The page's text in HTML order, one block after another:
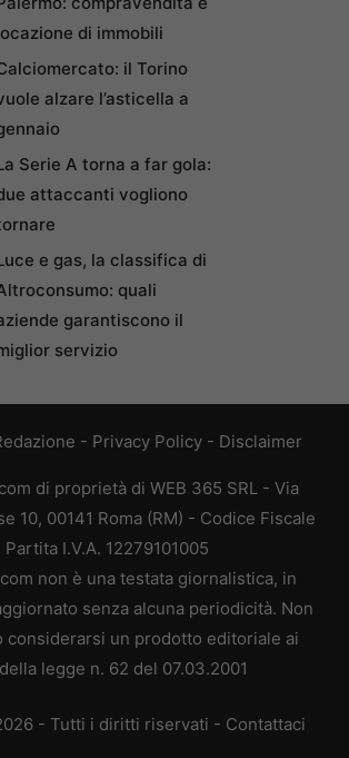
di immobili
il Torino
alzare l’asticella a
Serie A torna a far gola:
attaccanti vogliono
e gas, la classifica di
quali
garantiscono il
servizio
- Privacy Policy - Disclaimer
di proprietà di WEB 365 SRL - Via
10, 00141 Roma (RM) - Codice Fiscale
Partita I.V.A. 12279101005
non è una testata giornalistica, in
senza alcuna periodicità. Non
considerarsi un prodotto editoriale ai
legge n. 62 del 07.03.2001
- Tutti i diritti riservati - Contattaci